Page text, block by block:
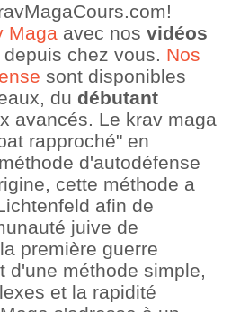
Maga avec nos vidéos
depuis chez vous. Nos
sont disponibles
du débutant
avancés. Le krav maga
rapproché" en
d'autodéfense
cette méthode a
afin de
juive de
première guerre
d'une méthode simple,
et la rapidité